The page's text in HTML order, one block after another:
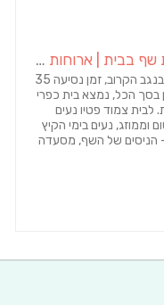
הניסים של השף | מסעדת שף בבית | ארוחות גורמה
בישוב צוחר, ישוב קהילתי שקט בנגב הקרוב, זמן נסיעה 35
ד' מאשקלון בסך הכל, נמצא בית כפרי
לבית צמוד פטיו נעים
וממוזג, נעים בימי הקיץ
– הניסים של השף, מסעדה